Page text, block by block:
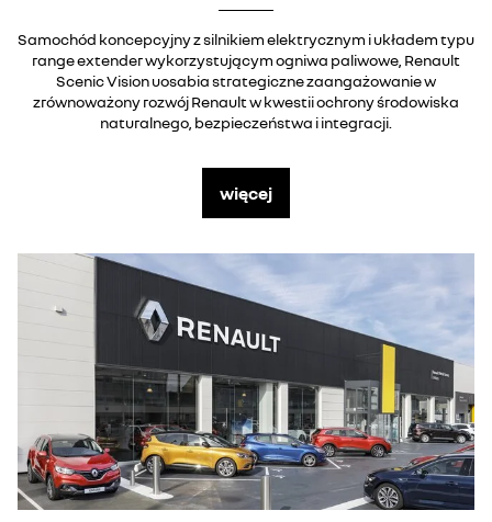
Samochód koncepcyjny z silnikiem elektrycznym i układem typu
range extender wykorzystującym ogniwa paliwowe, Renault
Scenic Vision uosabia strategiczne zaangażowanie w
zrównoważony rozwój Renault w kwestii ochrony środowiska
naturalnego, bezpieczeństwa i integracji.
więcej